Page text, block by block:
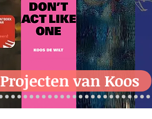
Projecten van Koos